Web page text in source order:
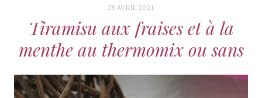
28 AVRIL 2021
Tiramisu aux fraises et à la
menthe au thermomix ou sans